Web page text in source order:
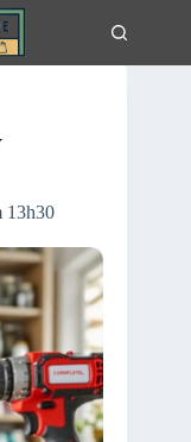
13h30